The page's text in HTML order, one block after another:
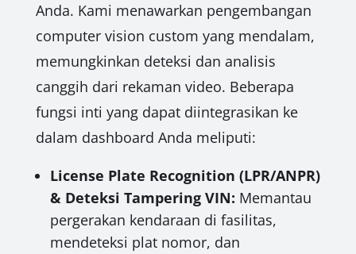
Anda. Kami menawarkan pengembangan
computer vision custom yang mendalam,
memungkinkan deteksi dan analisis
canggih dari rekaman video. Beberapa
fungsi inti yang dapat diintegrasikan ke
dalam dashboard Anda meliputi:
License Plate Recognition (LPR/ANPR)
& Deteksi Tampering VIN: Memantau
pergerakan kendaraan di fasilitas,
mendeteksi plat nomor, dan